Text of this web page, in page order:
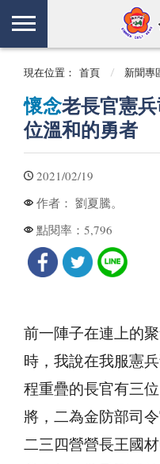
現在位置： 首頁 新聞專
懷念老長官憲
位溫和的勇者
2021/02/19
作者： 劉夏騰。
點閱率： 5,796
前一陣子在連上的
時，我說在我服憲
程重疊的長官有三
將，二為金防部司
二三四營營長王國材